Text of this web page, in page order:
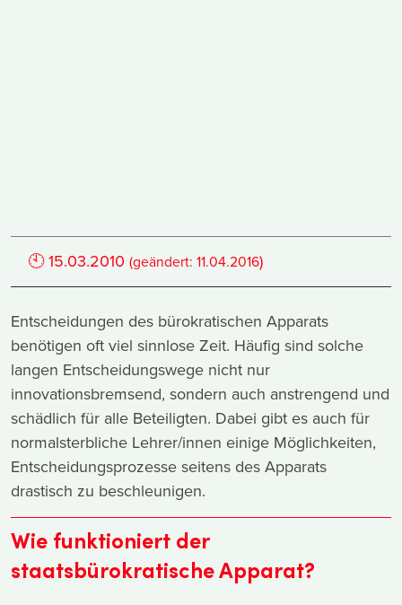
🕙15.03.2010 (geändert:11.04.2016)
Entscheidungen des bürokratischen Apparats
benötigen oft viel sinnlose Zeit. Häufig sind solche
langen Entscheidungswege nicht nur
innovationsbremsend, sondern auch anstrengend und
schädlich für alle Beteiligten. Dabei gibt es auch für
normalsterbliche Lehrer/innen einige Möglichkeiten,
Entscheidungsprozesse seitens des Apparats
drastisch zu beschleunigen.
Wie funktioniert der
staatsbürokratische Apparat?